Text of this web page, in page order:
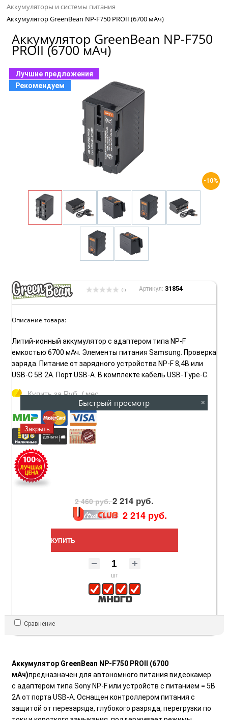
Аккумуляторы и системы питания
Аккумулятор GreenBean NP-F750 PROII (6700 мАч)
Аккумулятор GreenBean NP-F750
PROII (6700 мАч)
Лучшие предложения
Рекомендуем
-10%
(0) Артикул: 31854
Описание товара:
Литий-ионный аккумулятор с адаптером типа NP-F
емкостью 6700 мАч. Элементы питания Samsung. Проверка
заряда. Питание от зарядного устройства NP-F 8,4В или
USB-C 5В 2А. Порт USB-A. В комплекте кабель USB-Type-C.
Купить заРуб. / мес
2 460 руб.2 214 руб.
2 214 руб.
КУПИТЬ
шт
Сравнение
Аккумулятор GreenBean NP-F750 PROII (6700
мАч)предназначен для автономного питания видеокамер
с адаптером типа Sony NP-F или устройств с питанием = 5В
2А от порта USB-A. Оснащен контроллером питания с
защитой от перезаряда, глубокого разряда, перегрузки по
Быстрый просмотр ×
Закрыть